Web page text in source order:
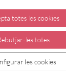
totes les cookies
les totes
les cookies